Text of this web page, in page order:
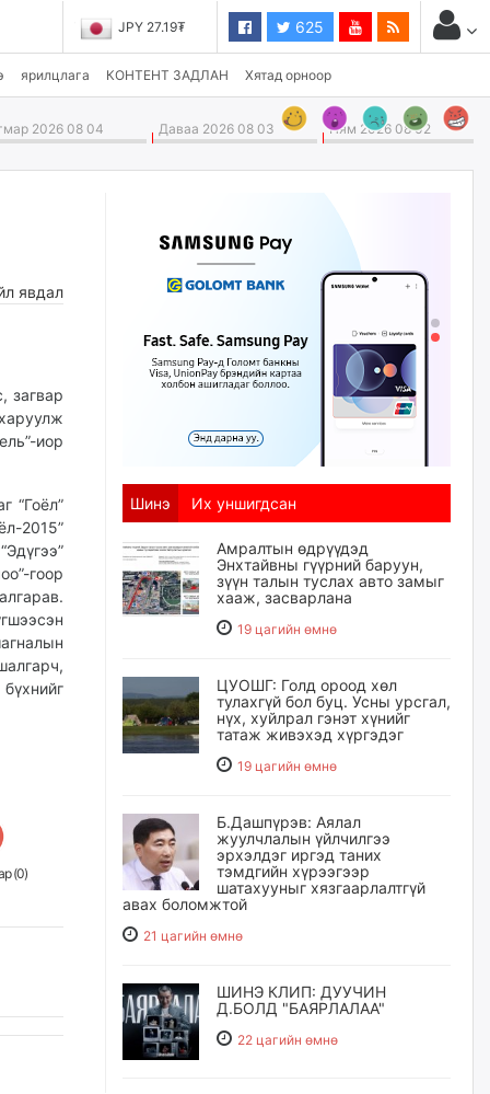
JPY 27.19₮ 625
ярилцлага КОНТЕНТ ЗАДЛАН Хятад орноор
2026 08 04 Даваа 2026 08 03 Ням 2026 08 02
явдал
загвар
иор
“Гоёл”
2015”
гоор
(0)
Шинэ Их уншигдсан
Амралтын өдрүүдэд
Энхтайвны гүүрний баруун,
зүүн талын туслах авто замыг
хааж, засварлана
19 цагийн өмнө
ЦУОШГ: Голд ороод хөл
тулахгүй бол буц. Усны урсгал,
нүх, хуйлрал гэнэт хүнийг
татаж живэхэд хүргэдэг
19 цагийн өмнө
Б.Дашпүрэв: Аялал
жуулчлалын үйлчилгээ
эрхэлдэг иргэд таних
тэмдгийн хүрээгээр
шатахууныг хязгаарлалтгүй
авах боломжтой
21 цагийн өмнө
ШИНЭ КЛИП: ДУУЧИН
Д.БОЛД "БАЯРЛАЛАА"
22 цагийн өмнө